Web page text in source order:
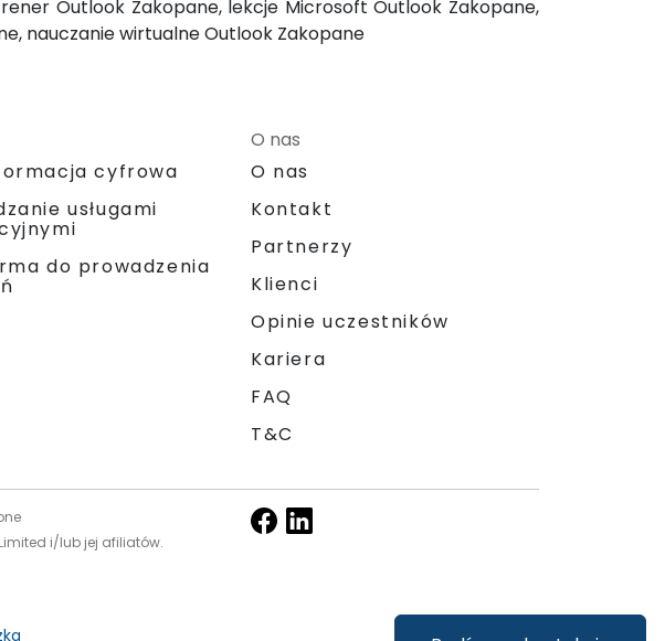
Outlook Zakopane, lekcje Microsoft Outlook Zakopane,
nauczanie wirtualne Outlook Zakopane
cyfrowa
usługami
do prowadzenia
O nas
O nas
Kontakt
Partnerzy
Klienci
Opinie uczestników
Kariera
FAQ
T&C
i/lub jej afiliatów.